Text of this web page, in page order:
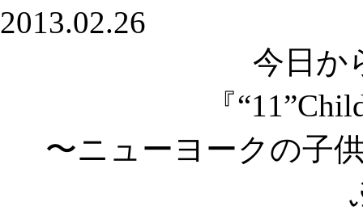
2013.02.26
今日か
『
〜ニューヨークの子